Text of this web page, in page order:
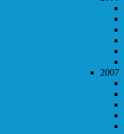
2007